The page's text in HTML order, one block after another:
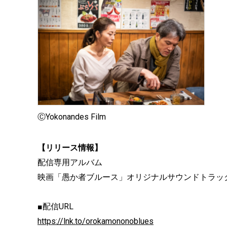
ⒸYokonandes Film
【リリース情報】
配信専用アルバム
映画「愚か者ブルース」オリジナルサウンドトラッ
■配信URL
https://lnk.to/orokamononoblues